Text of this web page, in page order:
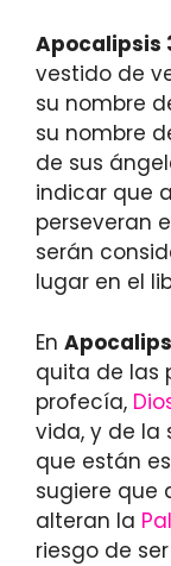
Apocalipsis
vestido de
su nombre
su nombre
de sus
indicar que
perseveran
serán
lugar en el
En
quita de las
profecía,
vida, y de la
que están
sugiere que
alteran la
riesgo de